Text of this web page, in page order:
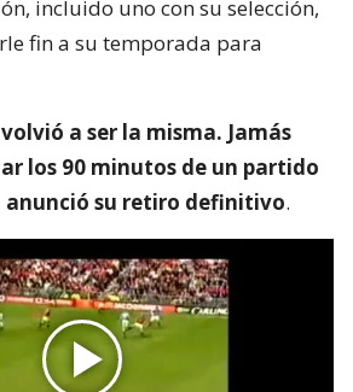
incluido uno con su selección,
fin a su temporada para
a ser la misma. Jamás
los 90 minutos de un partido
anunció su retiro definitivo.